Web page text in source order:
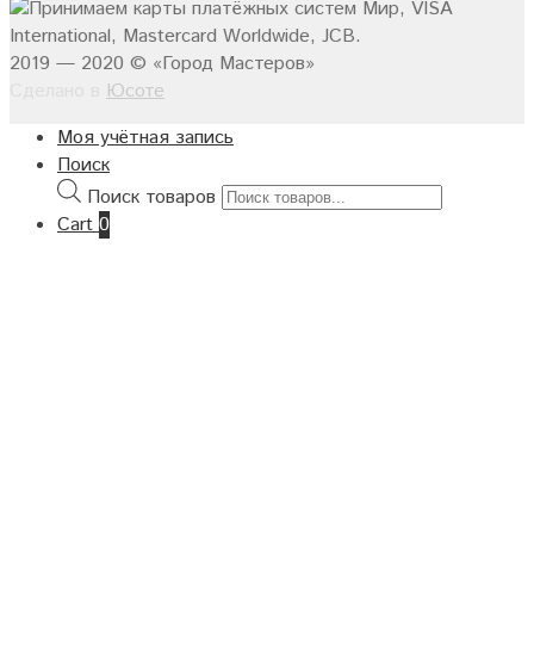
2019 — 2020 © «Город Мастеров»
Юсоте
Моя учётная запись
Поиск
Поиск товаров
Cart0